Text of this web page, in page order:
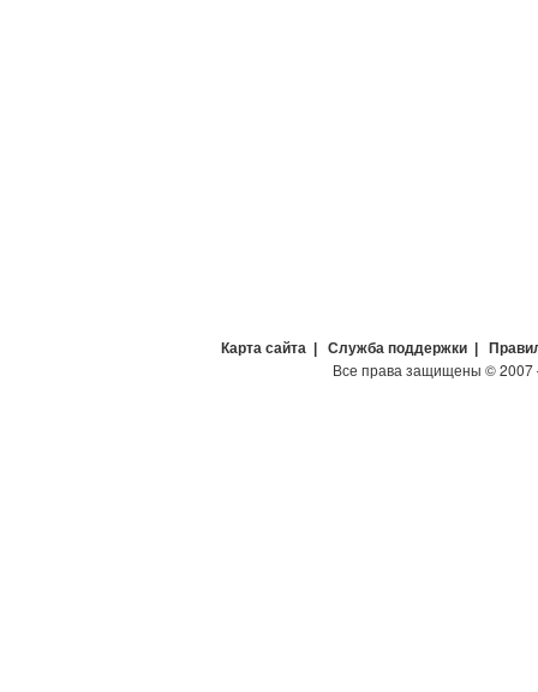
Карта сайта | Служба поддержки |
Все права защищены ©2007